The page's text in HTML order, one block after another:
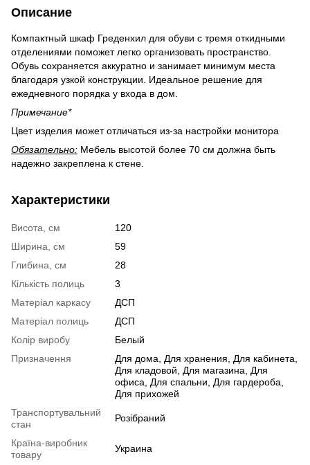
Описание
Компактный шкаф Греденхил для обуви с тремя откидными
отделениями поможет легко организовать пространство.
Обувь сохраняется аккуратно и занимает минимум места
благодаря узкой конструкции. Идеальное решение для
ежедневного порядка у входа в дом.
Примечание*
Цвет изделия может отличаться из-за настройки монитора
Обязательно: Мебель высотой более 70 см должна быть
надежно закреплена к стене.
Характеристики
Висота, см
120
Ширина, см
59
Глибина, см
28
Кількість полиць
3
Матеріал каркасу
ДСП
Матеріал полиць
ДСП
Колір виробу
Белый
Призначення
Для дома, Для хранения, Для кабинета,
Для кладовой, Для магазина, Для
офиса, Для спальни, Для гардероба,
Для прихожей
Транспортувальний
стан
Розібраний
Країна-виробник
товару
Украина